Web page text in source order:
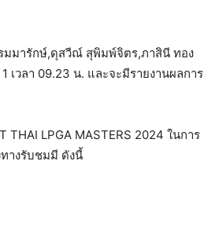
มมารักษ์,ดุสวีณ์ สุพิมพ์จิตร,ภาสินี ทอง
วลา 09.23 น. และจะมีรายงานผลการ
LPGA MASTERS 2024 ในการ
างรับชมมี ดังนี้